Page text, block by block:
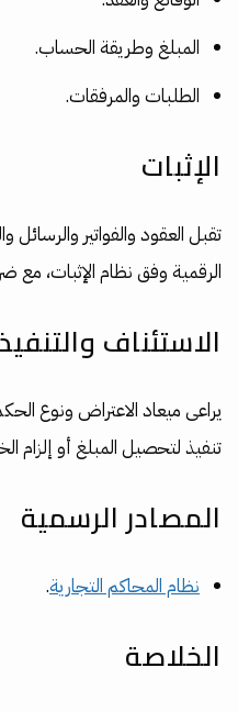
المبلغ وطريقة الحساب.
الطلبات والمرفقات.
الإثبات
تقبل العقود والفواتير
الرقمية وفق نظام الإثبات، مع
الاستئناف والتنفيذ
يراعى ميعاد الاعتراض ونوع
تنفيذ لتحصيل المبلغ أو إلزام
المصادر الرسمية
نظام المحاكم التجارية.
الخلاصة